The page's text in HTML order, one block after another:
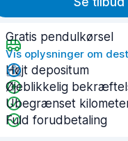
Gratis pendulkørsel
Vis oplysninger om
Højt depositum
Øjeblikkelig
Ubegrænset
Fuld forudbetaling